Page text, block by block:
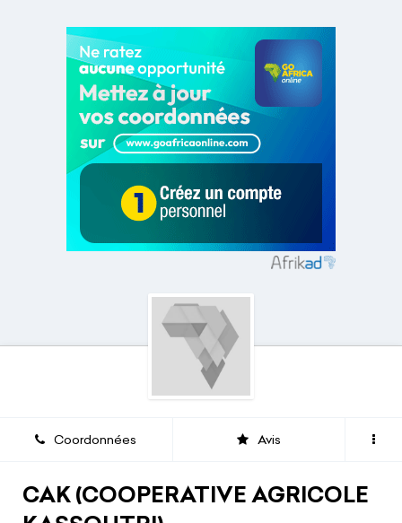
Coordonnées Avis
CAK (COOPERATIVE AGRICOLE